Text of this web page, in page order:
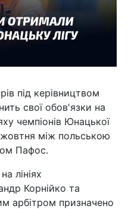
під керівництвом
свої обов'язки на
чемпіонів Юнацької
між польською
Пафос.
лініях
Корнійко та
арбітром призначено